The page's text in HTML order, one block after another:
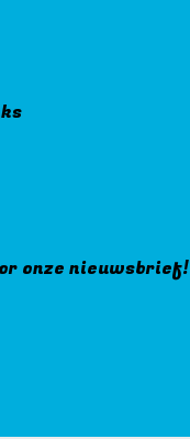
onze nieuwsbrief!